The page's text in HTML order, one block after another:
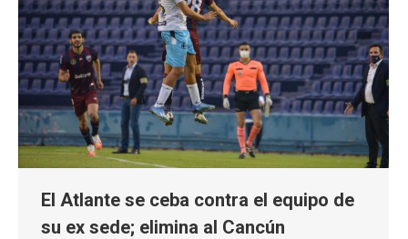
El Atlante se ceba contra el equipo de
su ex sede; elimina al Cancún